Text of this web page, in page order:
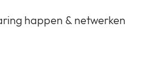
happen & netwerken